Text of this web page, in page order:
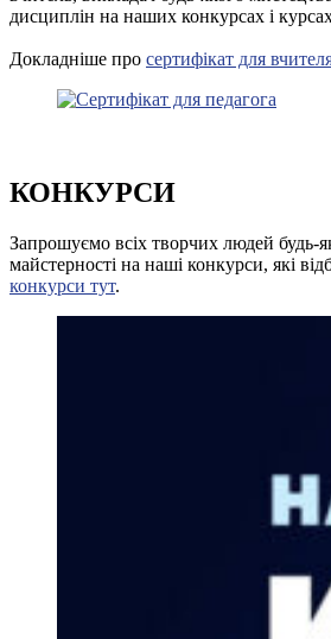
дисциплін на наших конкурсах і
Докладніше про сертифікат для
КОНКУРСИ
Запрошуємо всіх творчих людей будь-
майстерності на наші конкурси, які
конкурси тут.